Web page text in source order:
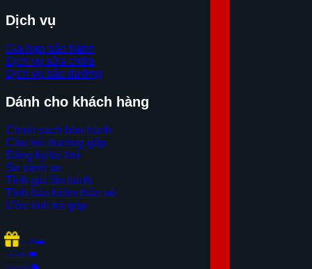
Dịch vụ
Gia hạn bảo hành
Dịch vụ sửa chữa
Dịch vụ bảo dưỡng
Dánh cho khách hàng
Chính sách bảo hành
Câu hỏi thường gặp
Đăng ký lái thử
So sánh xe
Tính giá lăn bánh
Tính bảo hiểm thân vỏ
Ước tính trả góp
Ưu đãi
Lái thử
Dự toán